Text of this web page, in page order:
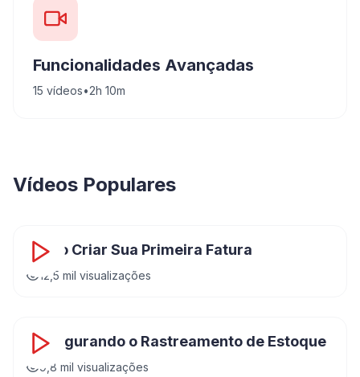
Funcionalidades Avançadas
15 vídeos•2h 10m
Vídeos Populares
Como Criar Sua Primeira Fatura
12,5 mil visualizações
Configurando o Rastreamento de Estoque
9,8 mil visualizações